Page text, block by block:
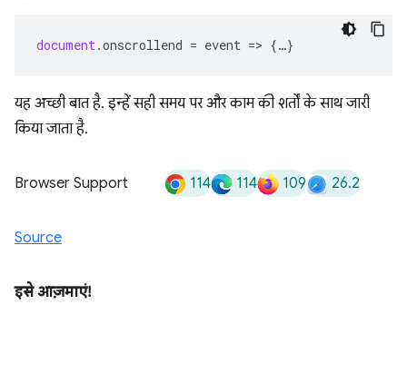
document.onscrollend = event => {…}
यह अच्छी बात है. इन्हें सही समय पर और काम की शर्तों के साथ जारी
किया जाता है.
Browser Support 114 114 109 26.2
Source
इसे आज़माएं!